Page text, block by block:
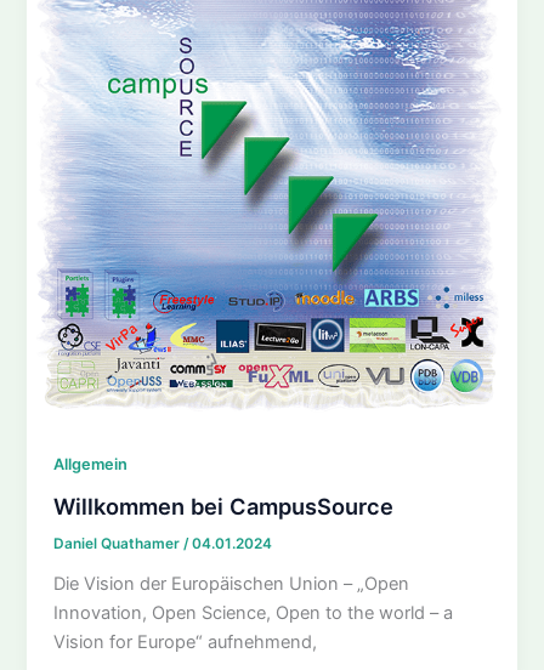
Allgemein
Willkommen bei CampusSource
Daniel Quathamer/04.01.2024
Die Vision der Europäischen Union – „Open
Innovation, Open Science, Open to the world – a
Vision for Europe“ aufnehmend,